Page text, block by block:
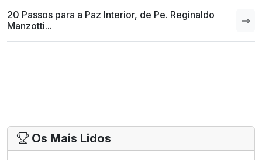
20 Passos para a Paz Interior, de Pe. Reginaldo
Manzotti...
Os Mais Lidos